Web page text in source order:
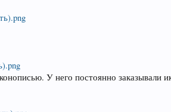
У него постоянно